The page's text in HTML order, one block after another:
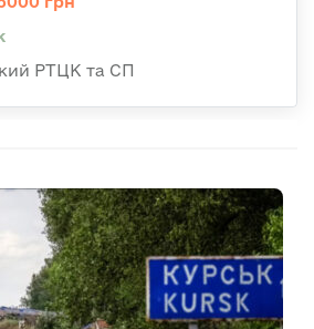
РТЦК та СП